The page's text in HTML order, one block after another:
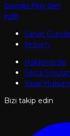
Google Play'den
İndir
Sanat
İletişim
Hakkımızda
Sıkça
Yasal
Bizi takip edin